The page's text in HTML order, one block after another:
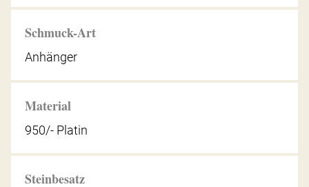
Schmuck-Art
Anhänger
Material
950/- Platin
Steinbesatz